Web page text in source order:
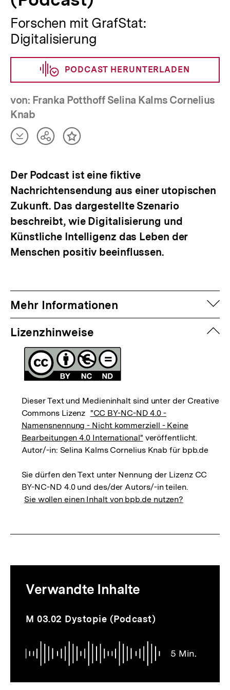
Forschen mit GrafStat:
Digitalisierung
PODCAST HERUNTERLADEN
von: Franka Potthoff Selina Kalms Cornelius
Knab
Artikel
herunterladen
TeilenInhalt
Der Podcast ist eine fiktive
Nachrichtensendung aus einer utopischen
Zukunft. Das dargestellte Szenario
beschreibt, wie Digitalisierung und
Künstliche Intelligenz das Leben der
Menschen positiv beeinflussen.
Mehr Informationen
Lizenzhinweise
Dieser Text und Medieninhalt sind unter der Creative
Commons Lizenz "CC BY-NC-ND 4.0 -
Namensnennung - Nicht kommerziell - Keine
Bearbeitungen 4.0 International" veröffentlicht.
Autor/-in: Selina Kalms Cornelius Knab für bpb.de
Sie dürfen den Text unter Nennung der Lizenz CC
BY-NC-ND 4.0 und des/der Autors/-in teilen.
Sie wollen einen Inhalt von bpb.de nutzen?
zur
Thematik
Verwandte Inhalte
5 Min.
Audio
Dauer
M 03.02 Dystopie (Podcast)